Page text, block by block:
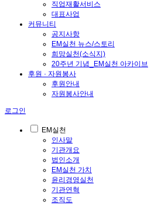
직업재활서비스
대표사업
커뮤니티
공지사항
EM실천 뉴스/스토리
희망실천(소식지)
20주년 기념_EM실천 아카이브
후원 · 자원봉사
후원안내
자원봉사안내
로그인
EM실천
인사말
기관개요
법인소개
EM실천 가치
윤리경영실천
기관연혁
조직도